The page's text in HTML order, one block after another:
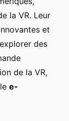
la VR. Leur
et
des
de la VR,
e-